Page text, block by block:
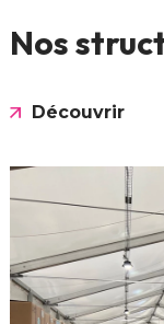
Nos
Découvrir